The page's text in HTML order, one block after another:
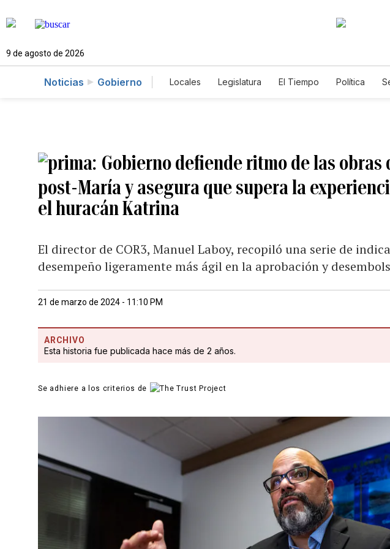
9 de agosto de 2026
Noticias Gobierno Locales Legislatura El Tiempo Política
Gobierno defiende ritmo de las
post-María y asegura que supera la
el huracán Katrina
El director de COR3, Manuel Laboy, recopiló una serie de
desempeño ligeramente más ágil en la aprobación y
21 de marzo de 2024 - 11:10 PM
ARCHIVO
Esta historia fue publicada hace más de 2 años.
Se adhiere a los criterios de